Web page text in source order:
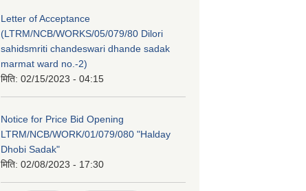
Letter of Acceptance
(LTRM/NCB/WORKS/05/079/80 Dilori
sahidsmriti chandeswari dhande sadak
marmat ward no.-2)
मिति: 02/15/2023 - 04:15
Notice for Price Bid Opening
LTRM/NCB/WORK/01/079/080 "Halday
Dhobi Sadak"
मिति: 02/08/2023 - 17:30